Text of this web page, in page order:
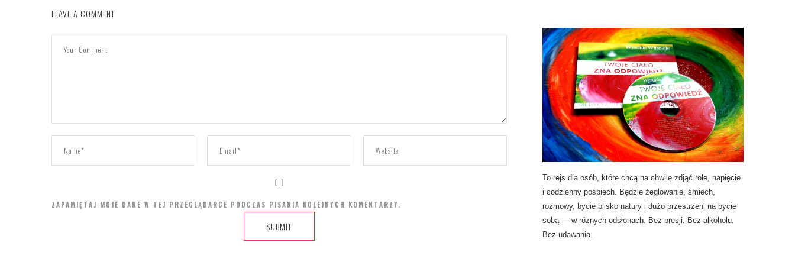
LEAVE A COMMENT
ZAPAMIĘTAJ MOJE DANE W TEJ PRZEGLĄDARCE PODCZAS PISANIA KOLEJNYCH KOMENTARZY.
To rejs dla osób, które chcą na chwilę zdjąć role, napięcie
i codzienny pośpiech. Będzie żeglowanie, śmiech,
rozmowy, bycie blisko natury i dużo przestrzeni na bycie
sobą — w różnych odsłonach. Bez presji. Bez alkoholu.
Bez udawania.